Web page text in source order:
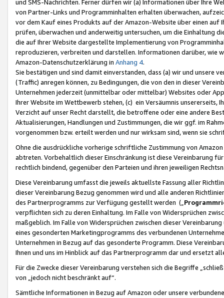
und SMS-Nachrichten. Ferner dürfen wir (a) Informationen über Ihre
von Partner-Links und Programminhalten erhalten überwachen,
vor dem Kauf eines Produkts auf der Amazon-Website über einen
prüfen, überwachen und anderweitig untersuchen, um die Einhaltung
die auf Ihrer Website dargestellte Implementierung von
reproduzieren, verbreiten und darstellen. Informationen darüber, wie
Amazon-Datenschutzerklärung in Anhang 4.
Sie bestätigen und sind damit einverstanden, dass (a) wir und
(Traffic) anregen können, zu Bedingungen, die von den in dieser
Unternehmen jederzeit (unmittelbar oder mittelbar) Websites oder
Ihrer Website im Wettbewerb stehen, (c) ein Versäumnis unsererseits,
Verzicht auf unser Recht darstellt, die betroffene oder eine andere
Aktualisierungen, Handlungen und Zustimmungen, die wir ggf. im
vorgenommen bzw. erteilt werden und nur wirksam sind, wenn sie
Ohne die ausdrückliche vorherige schriftliche Zustimmung von
abtreten. Vorbehaltlich dieser Einschränkung ist diese Vereinbarung
rechtlich bindend, gegenüber den Parteien und ihren jeweiligen
Diese Vereinbarung umfasst die jeweils aktuellste Fassung aller
dieser Vereinbarung Bezug genommen wird und alle anderen
des Partnerprogramms zur Verfügung gestellt werden („
verpflichten sich zu deren Einhaltung. Im Falle von Widersprüchen
maßgeblich. Im Falle von Widersprüchen zwischen dieser
eines gesonderten Marketingprogramms des verbundenen
Unternehmen in Bezug auf das gesonderte Programm. Diese
Ihnen und uns im Hinblick auf das Partnerprogramm dar und ersetzt
Für die Zwecke dieser Vereinbarung verstehen sich die Begriffe
von „jedoch nicht beschränkt auf“.
Sämtliche Informationen in Bezug auf Amazon oder unsere